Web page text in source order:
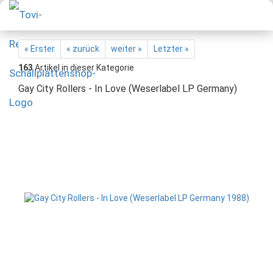
« Erster « zurück weiter »
Letzter »
163Artikel in dieser Kategorie
Gay City Rollers - In Love (Weserlabel LP Germany)